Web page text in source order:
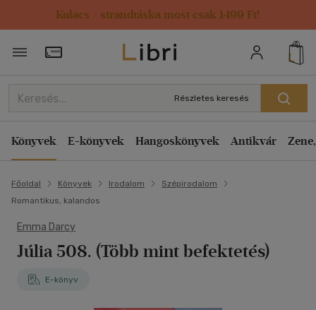
Kulacs / strandtáska most csak 1499 Ft!
Törzsvásárlói Kártya adatai
Részletes keresés
Könyvek E-könyvek Hangoskönyvek Antikvár
Főoldal Könyvek Irodalom
Szépirodalom
Romantikus, kalandos
Emma Darcy
Júlia 508. (Több mint befektetés)
E-könyv